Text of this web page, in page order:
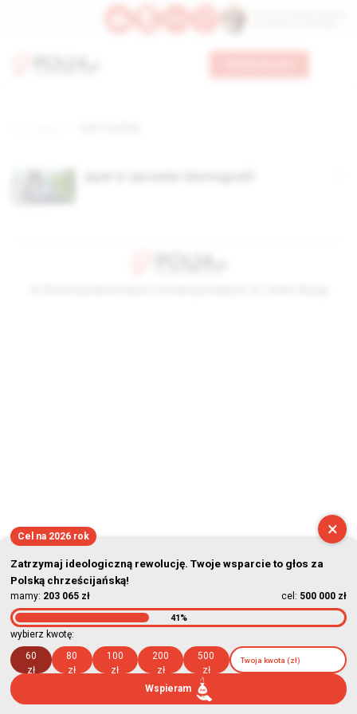
×
Cel na 2026 rok
Zatrzymaj ideologiczną rewolucję. Twoje wsparcie to głos za
Polską chrześcijańską!
mamy: 203 065 zł cel: 500 000 zł
41%
wybierz kwotę:
60
zł
80
zł
100
zł
200
zł
500
zł
Wspieram